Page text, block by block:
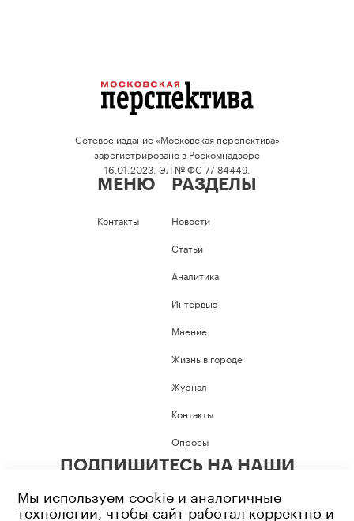
Сетевое издание «Московская перспектива»
зарегистрировано в Роскомнадзоре
16.01.2023, ЭЛ № ФС 77-84449.
МЕНЮ
Контакты
РАЗДЕЛЫ
Новости
Статьи
Аналитика
Интервью
Мнение
Жизнь в городе
Журнал
Контакты
Опросы
ПОДПИШИТЕСЬ НА НАШИ
Мы используем cookie и аналогичные
технологии, чтобы сайт работал корректно и